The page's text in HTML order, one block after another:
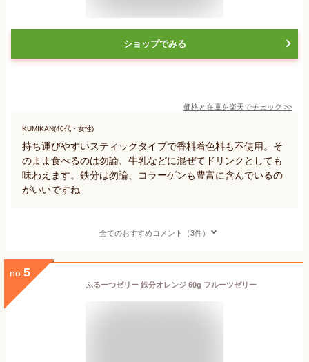
ショップでみる
価格と在庫を楽天でチェック >>
KUMIKAN(40代・女性)
持ち運びやすいスティックタイプで香料着色料も不使用。そ
のまま食べるのは勿論、牛乳などに混ぜてドリンクとしても
味わえます。鉄分は勿論、コラーゲンも豊富に含んでいるの
がいいですね
全てのおすすめコメント（3件）
no. 5
ふるーつゼリー 鉄分オレンジ 60g フルーツゼリー